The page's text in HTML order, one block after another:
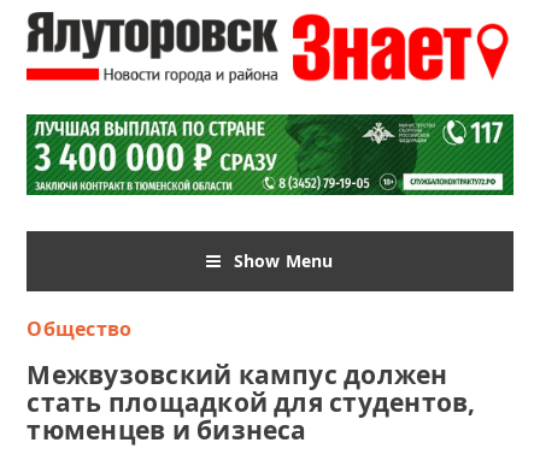
Show Menu
Общество
Межвузовский кампус должен
стать площадкой для студентов,
тюменцев и бизнеса